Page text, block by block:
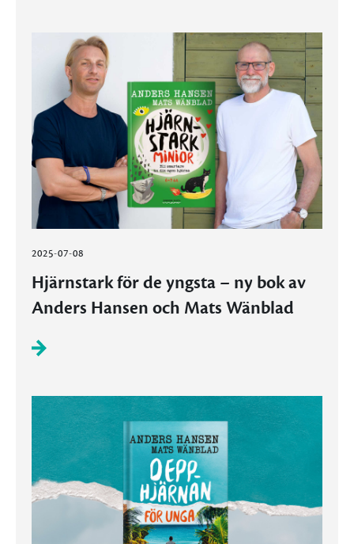
2025-07-08
Hjärnstark för de yngsta – ny bok av
Anders Hansen och Mats Wänblad